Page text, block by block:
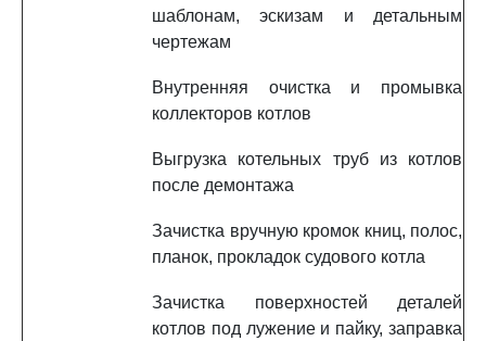
шаблонам, эскизам и детальным
чертежам
Внутренняя очистка и промывка
коллекторов котлов
Выгрузка котельных труб из котлов
после демонтажа
Зачистка вручную кромок книц, полос,
планок, прокладок судового котла
Зачистка поверхностей деталей
котлов под лужение и пайку, заправка